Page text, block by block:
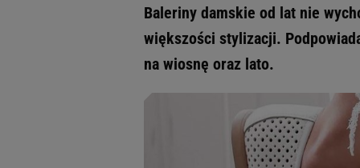
Baleriny damskie od lat nie
większości stylizacji.
na wiosnę oraz lato.
Użycie dokładnych
Przechowywanie
badnie odbiorców i